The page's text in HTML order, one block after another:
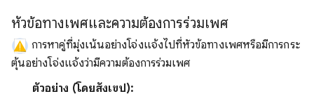
หัวข้อทางเพศและความต้องการร่วมเพศ
การหาคู่ที่มุ่งเน้นอย่างโจ่งแจ้งไปที่หัวข้อทางเพศหรือมีการกระ
ตุ้นอย่างโจ่งแจ้งว่ามีความต้องการร่วมเพศ
ตัวอย่าง (โดยสังเขป):